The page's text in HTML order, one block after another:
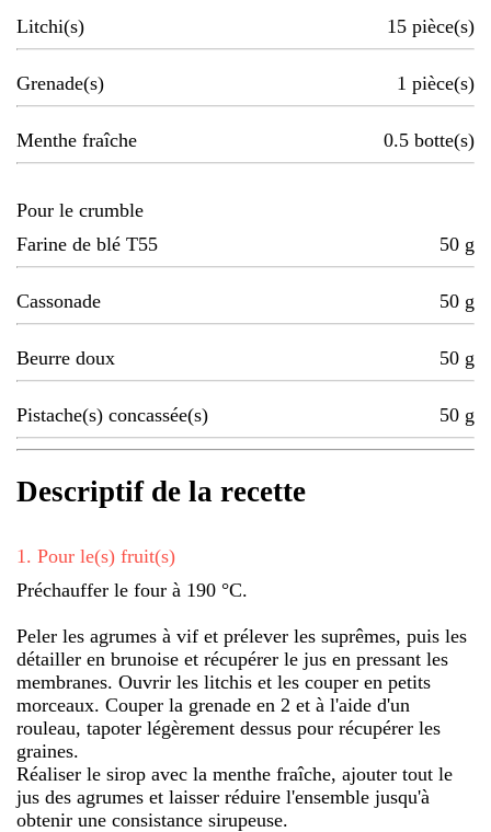
Litchi(s) 15 pièce(s)
Grenade(s) 1 pièce(s)
Menthe fraîche 0.5 botte(s)
Pour le crumble
Farine de blé T55
50 g
Cassonade 50 g
Beurre doux 50 g
Pistache(s) concassée(s) 50 g
Descriptif de la recette
1 . Pour le(s) fruit(s)
Préchauffer le four à 190 °C.
Peler les agrumes à vif et prélever les suprêmes, puis les
détailler en brunoise et récupérer le jus en pressant les
membranes. Ouvrir les litchis et les couper en petits
morceaux. Couper la grenade en 2 et à l'aide d'un
rouleau, tapoter légèrement dessus pour récupérer les
graines.
Réaliser le sirop avec la menthe fraîche, ajouter tout le
jus des agrumes et laisser réduire l'ensemble jusqu'à
obtenir une consistance sirupeuse.